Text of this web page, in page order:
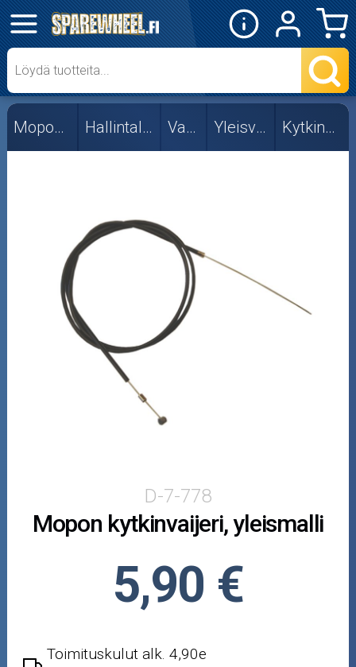
✕
Mopon osat
Irtovaijerit
Kaasuvaijerit
Kytkinvaijerit
Ryyppyvaijerit
Vaijerisarjat
Skootterin osat
Crossipyörän osat
Mopoauton osat
Mönkijän osat
Puutarha ja metsä
Ajovarusteet
Mopon osat Hallintalaitteet Vaijerit Yleisvaijerit Kytkinvaijerit
D-7-778
Mopon kytkinvaijeri, yleismalli
5,90 €
Toimituskulut alk. 4,90e